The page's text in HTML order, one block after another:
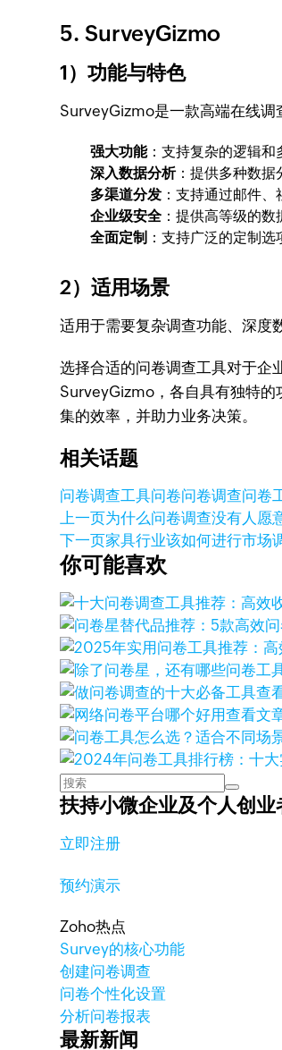
5. SurveyGizmo
1）功能与特色
SurveyGizmo是一款高端在线调
强大功能：支持复杂的逻辑和
深入数据分析：提供多种数据
多渠道分发 ：支持通过邮件
企业级安全 ：提供高等级的数
全面定制 ：支持广泛的定制选
2）适用场景
适用于需要复杂调查功能、深度
选择合适的问卷调查工具对于
SurveyGizmo，各自具有独特的
集的效率，并助力业务决策。
相关话题
问卷调查工具问卷问卷调查问卷
上一页为什么问卷调查没有人愿
下一页家具行业该如何进行市场
你可能喜欢
查
查看文
扶持小微企业及个人创业
立即注册
预约演示
Zoho热点
Survey的核心功能
创建问卷调查
问卷个性化设置
分析问卷报表
最新新闻